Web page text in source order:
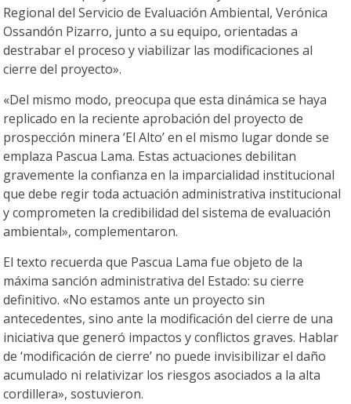
Regional del Servicio de Evaluación Ambiental, Verónica
Ossandón Pizarro, junto a su equipo, orientadas a
destrabar el proceso y viabilizar las modificaciones al
cierre del proyecto».
«Del mismo modo, preocupa que esta dinámica se haya
replicado en la reciente aprobación del proyecto de
prospección minera ‘El Alto’ en el mismo lugar donde se
emplaza Pascua Lama. Estas actuaciones debilitan
gravemente la confianza en la imparcialidad institucional
que debe regir toda actuación administrativa institucional
y comprometen la credibilidad del sistema de evaluación
ambiental», complementaron.
El texto recuerda que Pascua Lama fue objeto de la
máxima sanción administrativa del Estado: su cierre
definitivo. «No estamos ante un proyecto sin
antecedentes, sino ante la modificación del cierre de una
iniciativa que generó impactos y conflictos graves. Hablar
de ‘modificación de cierre’ no puede invisibilizar el daño
acumulado ni relativizar los riesgos asociados a la alta
cordillera», sostuvieron.